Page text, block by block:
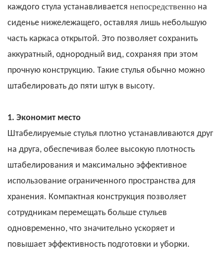
каждого стула устанавливается непосредственно на
сиденье нижележащего, оставляя лишь небольшую
часть каркаса открытой. Это позволяет сохранить
аккуратный, однородный вид, сохраняя при этом
прочную конструкцию. Такие стулья обычно можно
штабелировать до пяти штук в высоту.
1. Экономит место
Штабелируемые стулья плотно устанавливаются друг
на друга, обеспечивая более высокую плотность
штабелирования и максимально эффективное
использование ограниченного пространства для
хранения. Компактная конструкция позволяет
сотрудникам перемещать больше стульев
одновременно, что значительно ускоряет и
повышает эффективность подготовки и уборки.